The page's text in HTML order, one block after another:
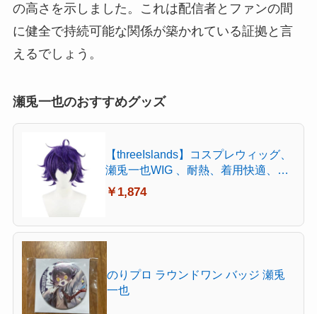
の高さを示しました。これは配信者とファンの間
に健全で持続可能な関係が築かれている証拠と言
えるでしょう。
瀬兎一也のおすすめグッズ
【threeIslands】コスプレウィッグ、
瀬兎一也WIG 、耐熱、着用快適、絡
みにくい、お手入れ簡単、日常着
用、撮影用装扮、コスプレ専用FH-
￥1,874
のりプロ ラウンドワン バッジ 瀬兎
一也